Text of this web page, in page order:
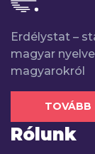
Erdélystat –
magyar
magyarokról
TOVÁBB
Rólunk